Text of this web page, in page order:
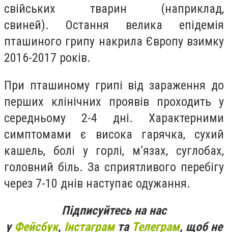
свійських тварин (наприклад,
свиней). Остання велика епідемія
пташиного грипу накрила Європу взимку
2016-2017 років.
При пташиному грипі від зараження до
перших клінічних проявів проходить у
середньому 2-4 дні. Характерними
симптомами є висока гарячка, сухий
кашель, болі у горлі, м’язах, суглобах,
головний біль. За сприятливого перебігу
через 7-10 днів наступає одужання.
Підписуйтесь на нас
уФейсбук, Інстаграмта Телеграм, щоб не